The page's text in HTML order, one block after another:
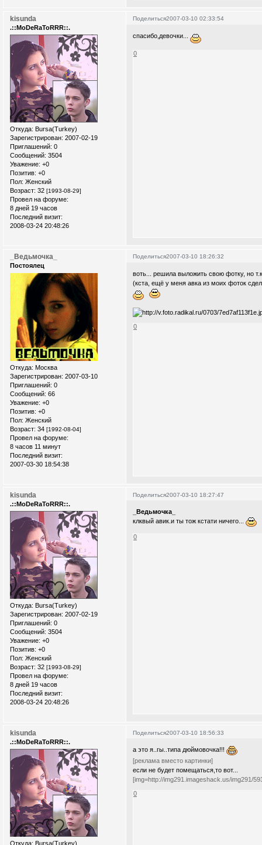
Поделиться2007-03-10 02:33:54
kisunda
.::MoDeRaToRRR::.
Откуда: Bursa(Turkey)
Зарегистрирован: 2007-02-19
Приглашений: 0
Сообщений: 3504
Уважение: +0
Позитив: +0
Пол: Женский
Возраст: 32 [1993-08-29]
Провел на форуме:
8 дней 19 часов
Последний визит:
2008-03-24 20:48:26
спасибо,девочки...
0
Поделиться2007-03-10 18:26:32
_Ведьмочка_
Постоялец
Откуда: Москва
Зарегистрирован: 2007-03-10
Приглашений: 0
Сообщений: 66
Уважение: +0
Позитив: +0
Пол: Женский
Возраст: 34 [1992-08-04]
Провел на форуме:
8 часов 11 минут
Последний визит:
2007-03-30 18:54:38
воть... решила выложить свою фотку, но
(кста, ещё у меня авка из моих фоток
0
Поделиться2007-03-10 18:27:47
kisunda
.::MoDeRaToRRR::.
Откуда: Bursa(Turkey)
Зарегистрирован: 2007-02-19
Приглашений: 0
Сообщений: 3504
Уважение: +0
Позитив: +0
Пол: Женский
Возраст: 32 [1993-08-29]
Провел на форуме:
8 дней 19 часов
Последний визит:
2008-03-24 20:48:26
_Ведьмочка_
клквый авик.и ты тож кстати ничего...
0
Поделиться2007-03-10 18:56:33
kisunda
.::MoDeRaToRRR::.
Откуда: Bursa(Turkey)
а это я..гы..типа дюймовочка!!!
[реклама вместо картинки]
если не будет помещаться,то вот...
[img=http://img291.imageshack.us/img291/
0